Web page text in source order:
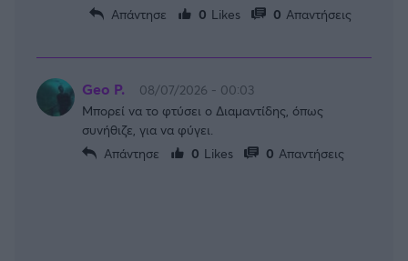
Απάντησε
0 Likes 0 Απαντήσεις
Geo P.
08/07/2026 - 00:03
Μπορεί να το φτύσει ο Διαμαντίδης, όπως
συνήθιζε, για να φύγει.
Απάντησε
0 Likes 0 Απαντήσεις